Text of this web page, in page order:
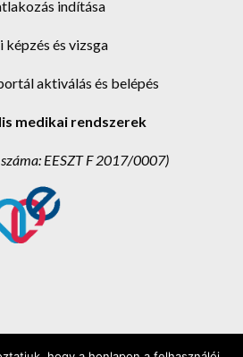
indítása
képzés és vizsga
aktiválás és belépés
medikai rendszerek
EESZT F 2017/0007)